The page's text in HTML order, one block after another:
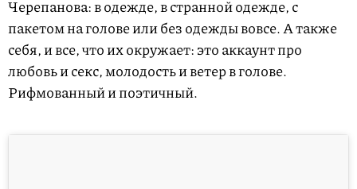
Черепанова: в одежде, в странной одежде, с
пакетом на голове или без одежды вовсе. А также
себя, и все, что их окружает: это аккаунт про
любовь и секс, молодость и ветер в голове.
Рифмованный и поэтичный.